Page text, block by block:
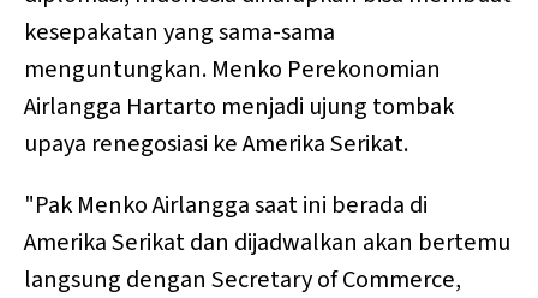
kesepakatan yang sama-sama
menguntungkan. Menko Perekonomian
Airlangga Hartarto menjadi ujung tombak
upaya renegosiasi ke Amerika Serikat.
"Pak Menko Airlangga saat ini berada di
Amerika Serikat dan dijadwalkan akan bertemu
langsung dengan Secretary of Commerce,